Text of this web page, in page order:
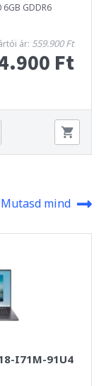
6GB GDDR6
ár: 559.900 Ft
Ft
Mutasd mind
I71M-91U4